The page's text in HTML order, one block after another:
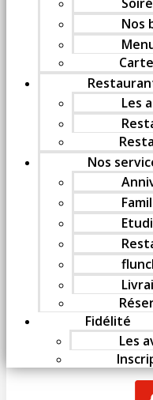
Nos
Les
Nos
Fidélité
Les